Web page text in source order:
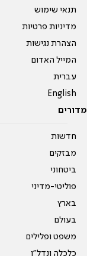
תנאי שימוש
מדיניות פרטיות
הצהרת נגישות
המייל האדום
עברית
English
מדורים
חדשות
מבזקים
ביטחוני
פוליטי-מדיני
בארץ
בעולם
משפט ופלילים
כלכלה ונדל"ן